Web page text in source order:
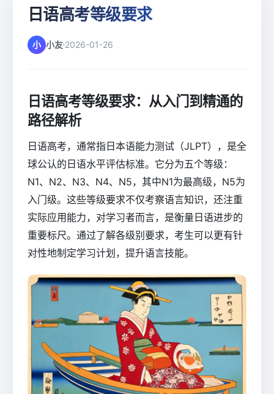
日语高考等级要求
小 小友 2026-01-26
日语高考等级要求：从入门到精通的
路径解析
日语高考，通常指日本语能力测试（JLPT），是全
球公认的日语水平评估标准。它分为五个等级：
N1、N2、N3、N4、N5，其中N1为最高级，N5为
入门级。这些等级要求不仅考察语言知识，还注重
实际应用能力，对学习者而言，是衡量日语进步的
重要标尺。通过了解各级别要求，考生可以更有针
对性地制定学习计划，提升语言技能。